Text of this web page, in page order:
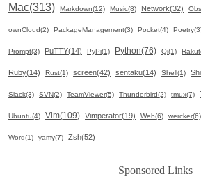
Mac(313) Markdown(12) Music(8) Network(32)
ownCloud(2) PackageManagement(3) Pocket(4)
Prompt(3) PuTTY(14) PyPi(1) Python(76) Qi(1)
Ruby(14) Rust(1) screen(42) sentaku(14) Shell(1)
Slack(3) SVN(2) TeamViewer(5) Thunderbird(2) tmux(7)
Ubuntu(4) Vim(109) Vimperator(19) Web(6) wercker(6)
Word(1) yamy(7) Zsh(52)
Sponsored Links